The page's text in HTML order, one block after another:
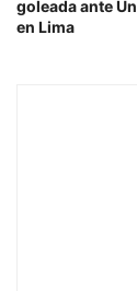
goleada ante
en Lima